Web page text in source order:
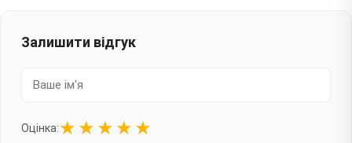
Залишити відгук
Оцінка:★ ★ ★ ★ ★